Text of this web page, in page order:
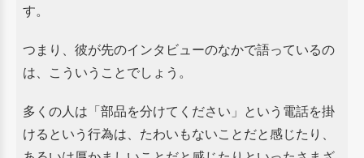
す。
つまり、彼が先のインタビューのなかで語っているの
は、こういうことでしょう。
多くの人は「部品を分けてください」という電話を掛
けるという行為は、たわいもないことだと感じたり、